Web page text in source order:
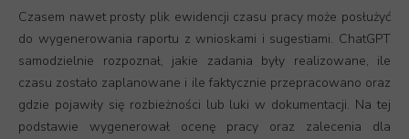
Czasem nawet prosty plik ewidencji czasu pracy może posłużyć
do wygenerowania raportu z wnioskami i sugestiami. ChatGPT
samodzielnie rozpoznał, jakie zadania były realizowane, ile
czasu zostało zaplanowane i ile faktycznie przepracowano oraz
gdzie pojawiły się rozbieżności lub luki w dokumentacji. Na tej
podstawie wygenerował ocenę pracy oraz zalecenia dla